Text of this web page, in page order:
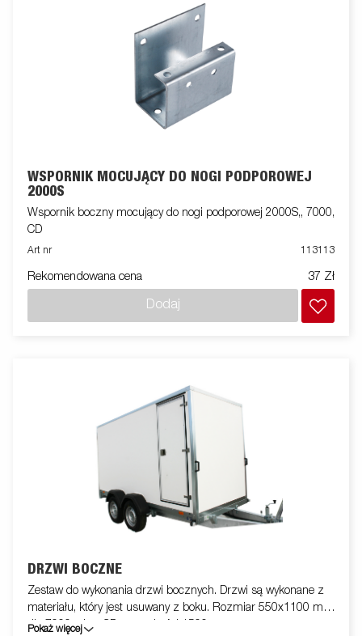
WSPORNIK MOCUJĄCY DO NOGI PODPOROWEJ
2000S
Wspornik boczny mocujący do nogi podporowej 2000S,, 7000,
CD
Art nr 113113
Rekomendowana cena 37 Zł
Dodaj
DRZWI BOCZNE
Zestaw do wykonania drzwi bocznych. Drzwi są wykonane z
materiału, który jest usuwany z boku. Rozmiar 550x1100 mm
dla 7000, płyta CD o wysokości 1500 mm.
Pokaż więcej